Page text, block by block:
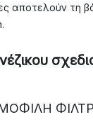
αποτελούν τη
τη